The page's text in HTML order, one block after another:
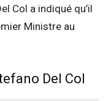
Col a indiqué qu’il
Ministre au
Del Col